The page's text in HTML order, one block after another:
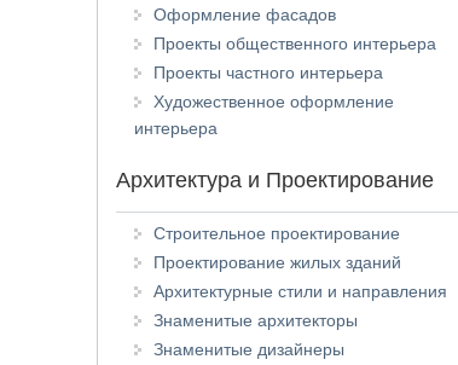
Оформление фасадов
Проекты общественного интерьера
Проекты частного интерьера
Художественное оформление
интерьера
Архитектура и Проектирование
Строительное проектирование
Проектирование жилых зданий
Архитектурные стили и направления
Знаменитые архитекторы
Знаменитые дизайнеры